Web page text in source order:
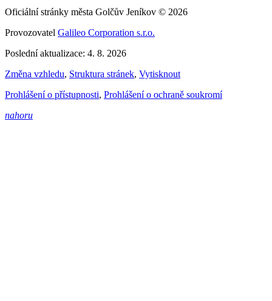
Oficiální stránky města Golčův Jeníkov © 2026
Provozovatel Galileo Corporation s.r.o.
Poslední aktualizace: 4. 8. 2026
Změna vzhledu, Struktura stránek, Vytisknout
Prohlášení o přístupnosti, Prohlášení o ochraně soukromí
nahoru